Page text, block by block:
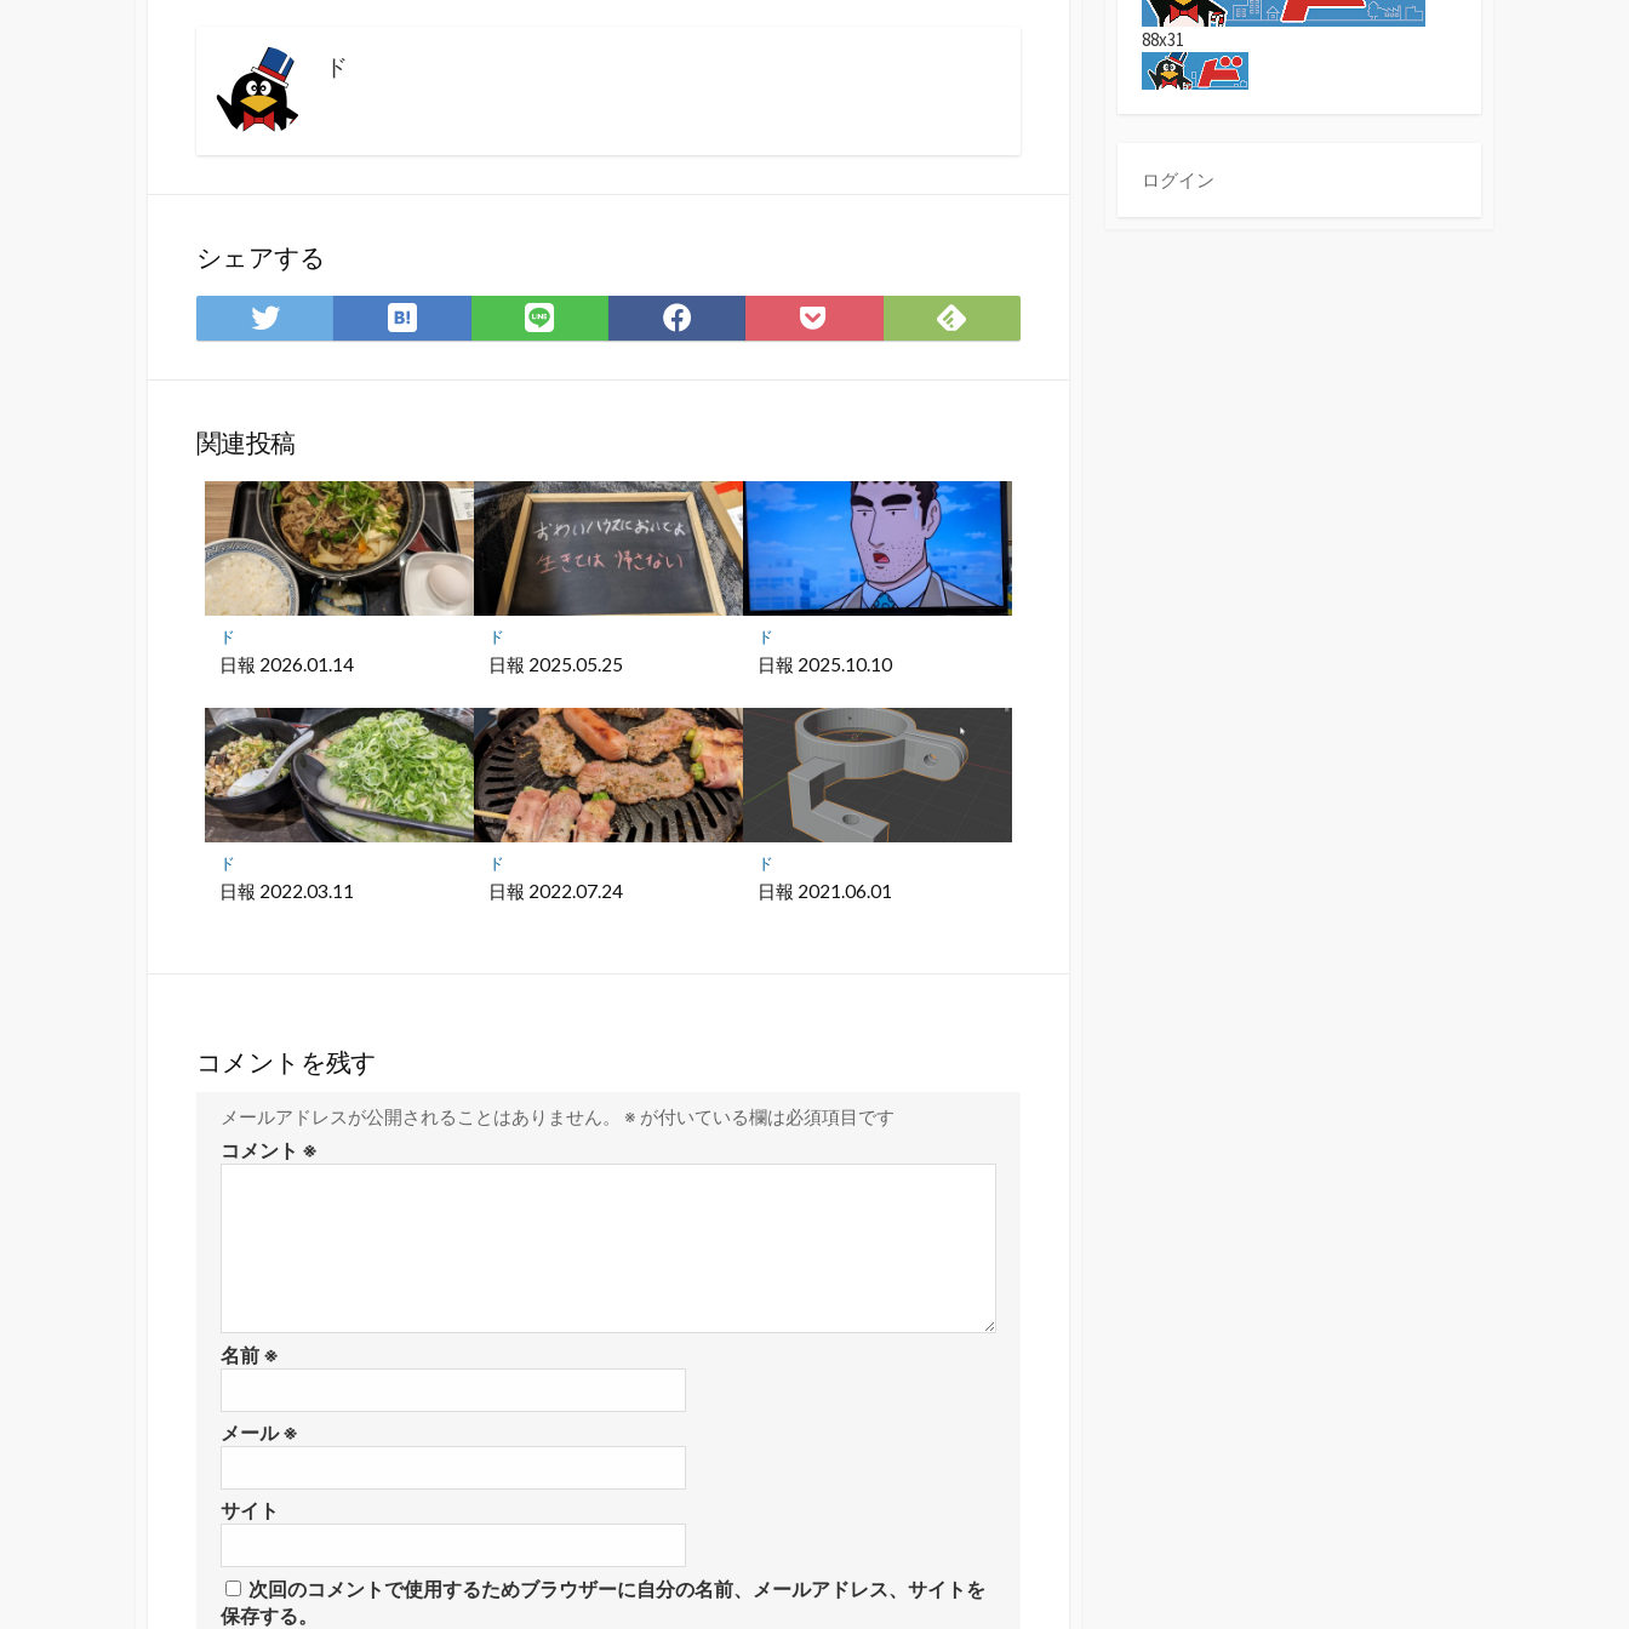
ド
シェアする
Twitter
で
ア
は
て
マ
ー
ク
に
保
で
Facebook
で
Pocket
に
Feedly
で
関連投稿
ド
日報 2026.01.14
ド
日報 2025.05.25
ド
日報 2025.10.10
ド
日報 2022.03.11
ド
日報 2022.07.24
ド
日報 2021.06.01
コメントを残す
メールアドレスが公開されることはありません。 ※ が付いている欄は必須項目です
コメント ※
名前 ※
メール※
サイト
次回のコメントで使用するためブラウザーに自分の名前、メールアドレス、サイトを
保存する。
88x31
ログイン